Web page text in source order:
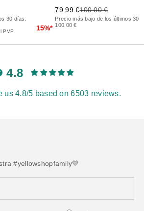
30 días:
PVP 15%*
Precio de oferta
79.99 €Precio anterior
100.00 €
Precio más bajo de los últimos 30
100.00 €
4.8
us 4.8/5 based on 6503 reviews.
#yellowshopfamily💛